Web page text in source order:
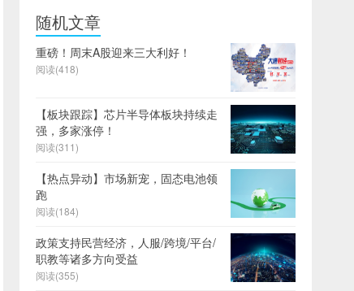
随机文章
重磅！周末A股迎来三大利好！
阅读(418)
【板块跟踪】芯片半导体板块持续走
强，多家涨停！
阅读(311)
【热点异动】市场新宠，固态电池领
跑
阅读(184)
政策支持民营经济，人服/跨境/平台/
职教等诸多方向受益
阅读(355)